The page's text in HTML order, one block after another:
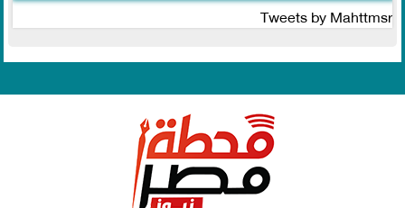
Tweets by Mahttmsr